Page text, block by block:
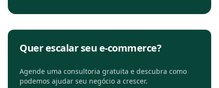
Quer escalar seu e-commerce?
Agende uma consultoria gratuita e descubra como
podemos ajudar seu negócio a crescer.